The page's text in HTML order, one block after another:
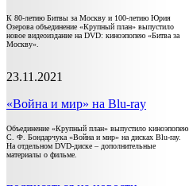
К 80-летию Битвы за Москву и 100-летию Юрия
Озерова объединение «Крупный план» выпустило
новое видеоиздание на DVD: киноэпопею «Битва за
Москву».
23.11.2021
«Война и мир» на Blu-ray
Объединение «Крупный план» выпустило киноэпопею
С. Ф. Бондарчука «Война и мир» на дисках Blu-ray.
На отдельном DVD-диске – дополнительные
материалы о фильме.